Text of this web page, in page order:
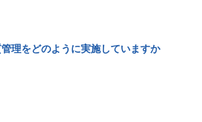
理をどのように実施していますか